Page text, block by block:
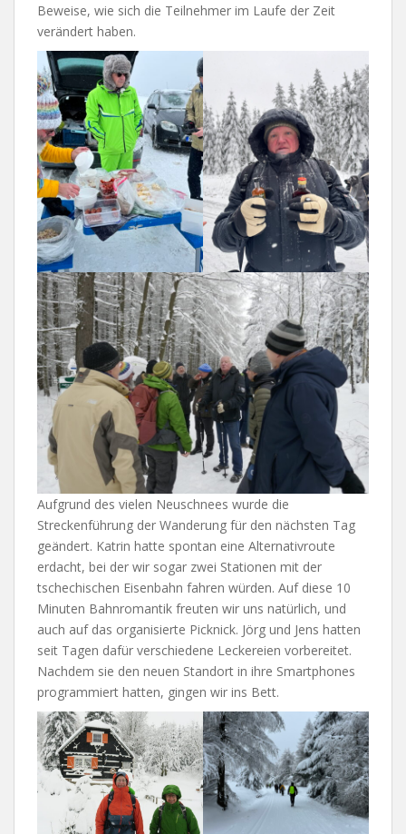
Beweise, wie sich die Teilnehmer im Laufe der Zeit
verändert haben.
Aufgrund des vielen Neuschnees wurde die
Streckenführung der Wanderung für den nächsten Tag
geändert. Katrin hatte spontan eine Alternativroute
erdacht, bei der wir sogar zwei Stationen mit der
tschechischen Eisenbahn fahren würden. Auf diese 10
Minuten Bahnromantik freuten wir uns natürlich, und
auch auf das organisierte Picknick. Jörg und Jens hatten
seit Tagen dafür verschiedene Leckereien vorbereitet.
Nachdem sie den neuen Standort in ihre Smartphones
programmiert hatten, gingen wir ins Bett.